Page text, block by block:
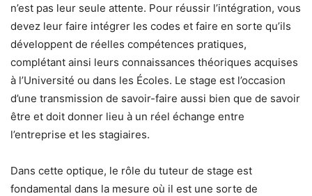
n’est pas leur seule attente. Pour réussir l’intégration, vous
devez leur faire intégrer les codes et faire en sorte qu’ils
développent de réelles compétences pratiques,
complétant ainsi leurs connaissances théoriques acquises
à l’Université ou dans les Écoles. Le stage est l’occasion
d’une transmission de savoir-faire aussi bien que de savoir
être et doit donner lieu à un réel échange entre
l’entreprise et les stagiaires.
Dans cette optique, le rôle du tuteur de stage est
fondamental dans la mesure où il est une sorte de